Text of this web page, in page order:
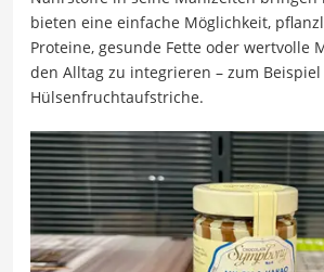
bieten eine einfache Möglichkeit,
Proteine, gesunde Fette oder wertvolle
den Alltag zu integrieren – zum
Hülsenfruchtaufstriche.